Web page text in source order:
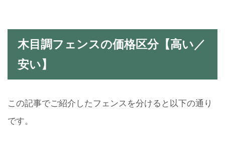
木目調フェンスの価格区分【高い／
安い】
この記事でご紹介したフェンスを分けると以下の通り
です。